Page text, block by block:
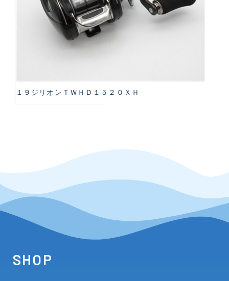
１９ジリオンＴＷＨＤ１５２０ＸＨ
SHOP